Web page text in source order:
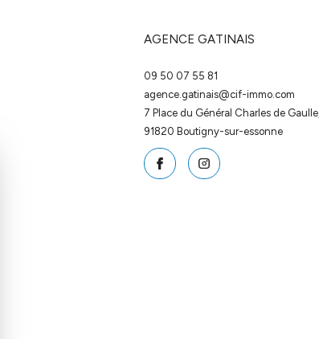
AGENCE GATINAIS
09 50 07 55 81
agence.gatinais@cif-immo.com
7 Place du Général Charles de Gaulle,
91820
boutigny-sur-essonne